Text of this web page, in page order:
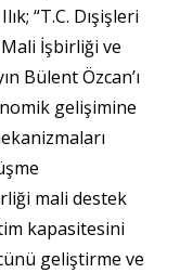
“T.C. Dışişleri
Mali İşbirliği ve
Bülent Özcan’ı
gelişimine
mali destek
kapasitesini
geliştirme ve